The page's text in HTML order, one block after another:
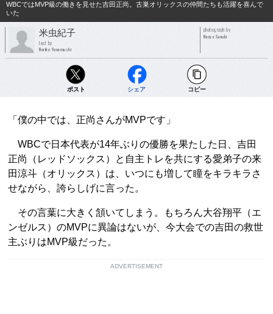
WBCではMVP級の働きを見せた吉田正尚。古巣オリックスの仲間たちも活躍を喜んで
いた
米虫紀子
text by
Noriko Yonemushi
photograph by
Naoya Sanuki
ポスト シェア コピー
「僕の中では、正尚さんがMVPです」
WBCで日本代表が14年ぶりの優勝を果たした日、吉田
正尚（レッドソックス）と自主トレを共にする愛弟子の来
田涼斗（オリックス）は、いつにも増して瞳をキラキラさ
せながら、誇らしげに言った。
その言葉に大きく頷いてしまう。もちろん大谷翔平（エ
ンゼルス）のMVPに異論はないが、今大会での吉田の救世
主ぶりはMVP級だった。
ADVERTISEMENT